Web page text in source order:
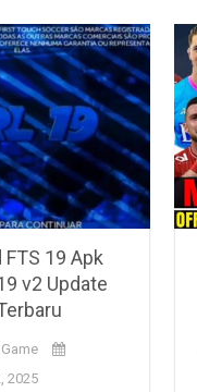
19 Apk
v2 Update
2025